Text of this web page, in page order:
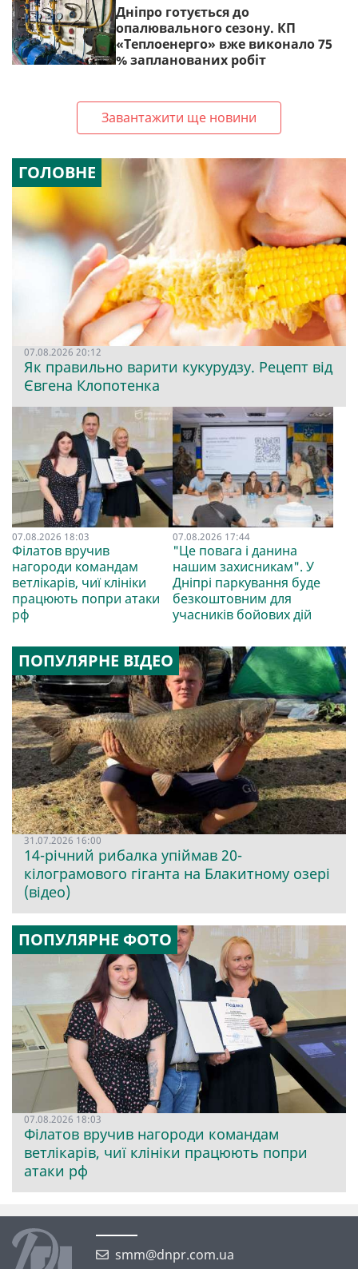
Дніпро готується до
опалювального сезону. КП
«Теплоенерго» вже виконало 75
% запланованих робіт
Завантажити ще новини
ГОЛОВНЕ
07.08.2026 20:12
Як правильно варити кукурудзу. Рецепт від
Євгена Клопотенка
07.08.2026 18:03
Філатов вручив
нагороди командам
ветлікарів, чиї клініки
працюють попри атаки
рф
07.08.2026 17:44
"Це повага і данина
нашим захисникам". У
Дніпрі паркування буде
безкоштовним для
учасників бойових дій
ПОПУЛЯРНЕ ВІДЕО
31.07.2026 16:00
14-річний рибалка упіймав 20-
кілограмового гіганта на Блакитному озері
(відео)
ПОПУЛЯРНЕ ФОТО
07.08.2026 18:03
Філатов вручив нагороди командам
ветлікарів, чиї клініки працюють попри
атаки рф
smm@dnpr.com.ua